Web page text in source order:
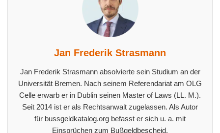
Jan Frederik Strasmann
Jan Frederik Strasmann absolvierte sein Studium an der
Universität Bremen. Nach seinem Referendariat am OLG
Celle erwarb er in Dublin seinen Master of Laws (LL. M.).
Seit 2014 ist er als Rechtsanwalt zugelassen. Als Autor
für bussgeldkatalog.org befasst er sich u. a. mit
Einsprüchen zum Bußgeldbescheid.